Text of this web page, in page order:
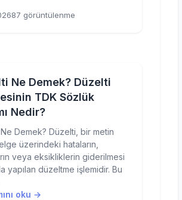
87 görüntülenme
Ne Demek? Düzelti
TDK Sözlük
Nedir?
Demek? Düzelti, bir metin
üzerindeki hataların,
veya eksikliklerin giderilmesi
yapılan düzeltme işlemidir. Bu
oku →